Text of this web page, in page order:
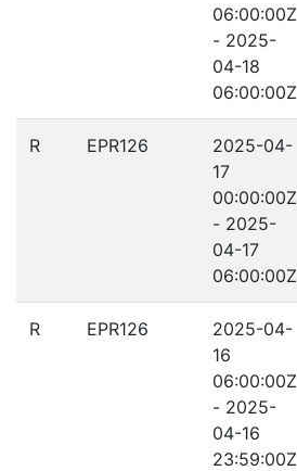
06:00:00Z
- 2025-
04-18
06:00:00Z
R EPR126
2025-04-
17
00:00:00Z
- 2025-
04-17
06:00:00Z
R EPR126
2025-04-
16
06:00:00Z
- 2025-
04-16
23:59:00Z